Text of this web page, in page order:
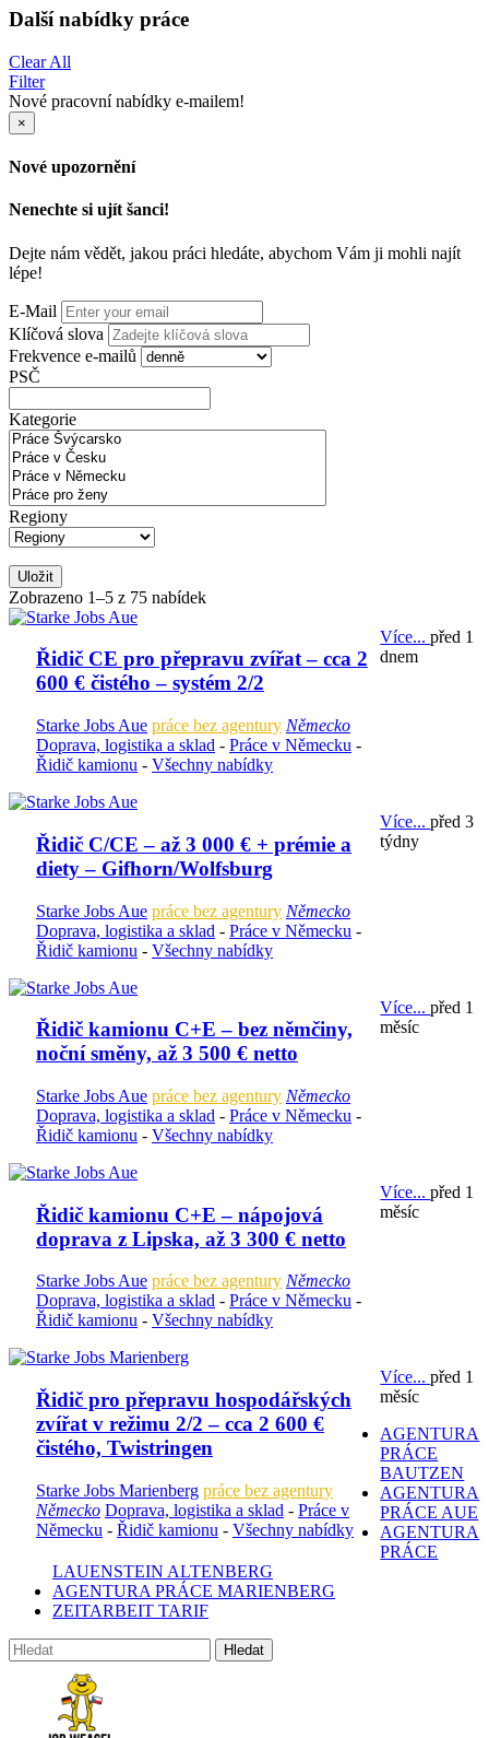
Další nabídky práce
Clear All
Filter
Nové pracovní nabídky e-mailem!
×
Nové upozornění
Nenechte si ujít šanci!
Dejte nám vědět, jakou práci hledáte, abychom Vám ji mohli najít
lépe!
E-Mail
Klíčová slova
Frekvence e-mailů
PSČ
Kategorie
Regiony
Uložit
Zobrazeno 1–5 z 75 nabídek
Řidič CE pro přepravu zvířat – cca 2
600 € čistého – systém 2/2
Starke Jobs Aue práce bez agentury Německo
Doprava, logistika a sklad - Práce v Německu -
Řidič kamionu - Všechny nabídky
Více...před 1
dnem
Řidič C/CE – až 3 000 € + prémie a
diety – Gifhorn/Wolfsburg
Starke Jobs Aue práce bez agentury Německo
Doprava, logistika a sklad - Práce v Německu -
Řidič kamionu - Všechny nabídky
Více...před 3
týdny
Řidič kamionu C+E – bez němčiny,
noční směny, až 3 500 € netto
Starke Jobs Aue práce bez agentury Německo
Doprava, logistika a sklad - Práce v Německu -
Řidič kamionu - Všechny nabídky
Více...před 1
měsíc
Řidič kamionu C+E – nápojová
doprava z Lipska, až 3 300 € netto
Starke Jobs Aue práce bez agentury Německo
Doprava, logistika a sklad - Práce v Německu -
Řidič kamionu - Všechny nabídky
Více...před 1
měsíc
Řidič pro přepravu hospodářských
zvířat v režimu 2/2 – cca 2 600 €
čistého, Twistringen
Starke Jobs Marienberg práce bez agentury
Německo Doprava, logistika a sklad - Práce v
Německu - Řidič kamionu - Všechny nabídky
Více...před 1
měsíc
AGENTURA
PRÁCE
BAUTZEN
AGENTURA
PRÁCE AUE
AGENTURA
PRÁCE
LAUENSTEIN ALTENBERG
AGENTURA PRÁCE MARIENBERG
ZEITARBEIT TARIF